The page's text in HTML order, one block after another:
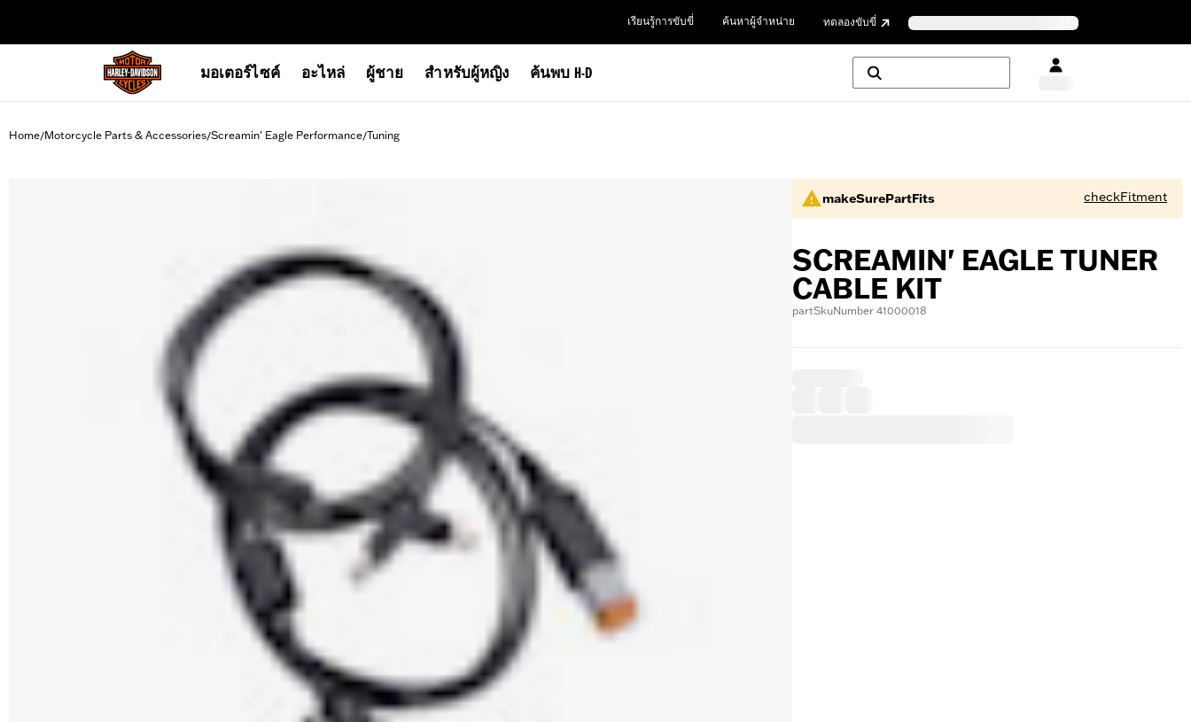
เรียนรู้การขับขี่ ค้นหาผู้จำหน่าย ทดลองขับขี่
มอเตอร์ไซค์ อะไหล่ ผู้ชาย สำหรับผู้หญิง ค้นพบ H-D
Home/Motorcycle Parts & Accessories/Screamin' Eagle Performance/Tuning
makeSurePartFits checkFitment
SCREAMIN' EAGLE TUNER
CABLE KIT
partSkuNumber 41000018